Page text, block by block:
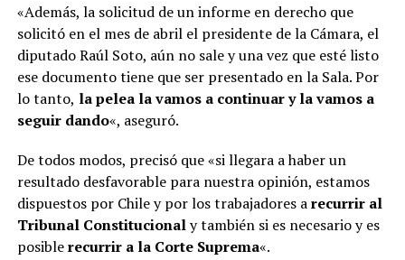
«Además, la solicitud de un informe en derecho que
solicitó en el mes de abril el presidente de la Cámara, el
diputado Raúl Soto, aún no sale y una vez que esté listo
ese documento tiene que ser presentado en la Sala. Por
lo tanto, la pelea la vamos a continuar y la vamos a
seguir dando«, aseguró.
De todos modos, precisó que «si llegara a haber un
resultado desfavorable para nuestra opinión, estamos
dispuestos por Chile y por los trabajadores arecurrir al
Tribunal Constitucionaly también si es necesario y es
posiblerecurrir a la Corte Suprema«.